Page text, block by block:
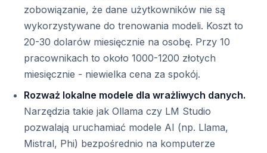
zobowiązanie, że dane użytkowników nie są
wykorzystywane do trenowania modeli. Koszt to
20-30 dolarów miesięcznie na osobę. Przy 10
pracownikach to około 1000-1200 złotych
miesięcznie - niewielka cena za spokój.
Rozważ lokalne modele dla wrażliwych danych.
Narzędzia takie jak Ollama czy LM Studio
pozwalają uruchamiać modele AI (np. Llama,
Mistral, Phi) bezpośrednio na komputerze